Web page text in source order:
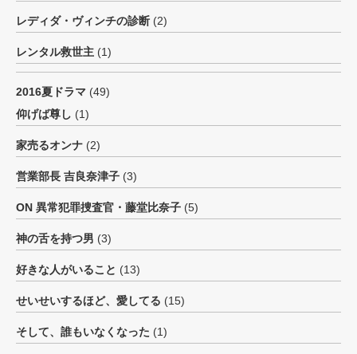
レディダ・ヴィンチの診断 (2)
レンタル救世主 (1)
2016夏ドラマ (49)
仰げば尊し (1)
家売るオンナ (2)
営業部長 吉良奈津子 (3)
ON 異常犯罪捜査官・藤堂比奈子 (5)
神の舌を持つ男 (3)
好きな人がいること (13)
せいせいするほど、愛してる (15)
そして、誰もいなくなった (1)